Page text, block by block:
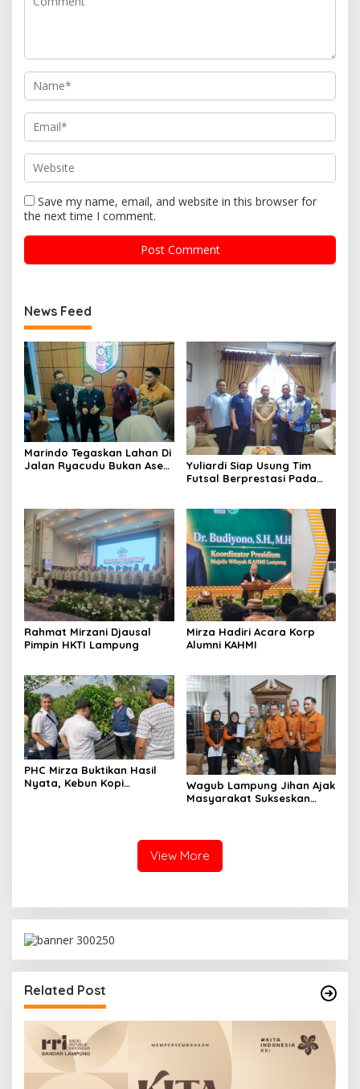
Save my name, email, and website in this browser for
the next time I comment.
News Feed
Marindo Tegaskan Lahan Di
Jalan Ryacudu Bukan Aset
Yuliardi Siap Usung Tim
Futsal Berprestasi Pada
Rahmat Mirzani Djausal
Pimpin HKTI Lampung
Mirza Hadiri Acara Korp
Alumni KAHMI
PHC Mirza Buktikan Hasil
Nyata, Kebun Kopi
Wagub Lampung Jihan Ajak
Masyarakat Sukseskan
View More
Related Post